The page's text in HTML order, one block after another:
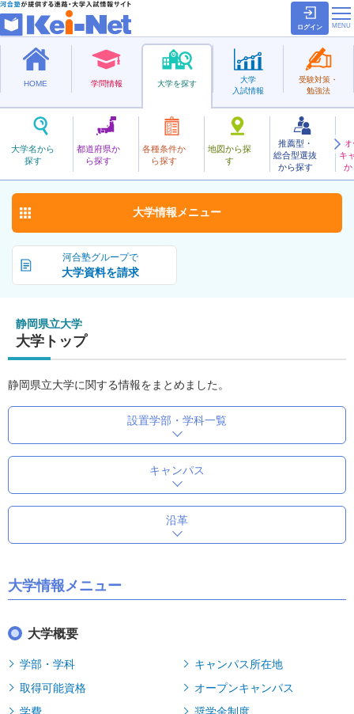
ログイン
HOME 学問情報 大学を探す
大学名から
探す
都道府県か
ら探す
各種条件か
ら探す
地図から探
す
推薦型・
総合型選抜
から探す
キ
か
大学
入試情報
受験対策・
勉強法
公立
しずおかけんりつ
静岡県立大学 お気に入り
河合塾グループで
大学資料を請求
大学情報 メニュー
静岡県立大学
大学トップ
静岡県立大学に関する情報をまとめました。
設置学部・学科一覧
キャンパス
沿革
大学情報メニュー
大学概要
学部・学科
キャンパス所在地
取得可能資格
オープンキャンパス